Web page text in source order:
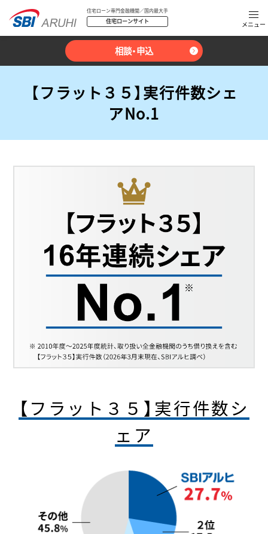
住宅ローン専門金融機関／国内最大手
住宅ローンサイト
相談・申込
【フラット３５】実行件数シェ
アNo.1
【フラット３５】実行件数シ
ェア